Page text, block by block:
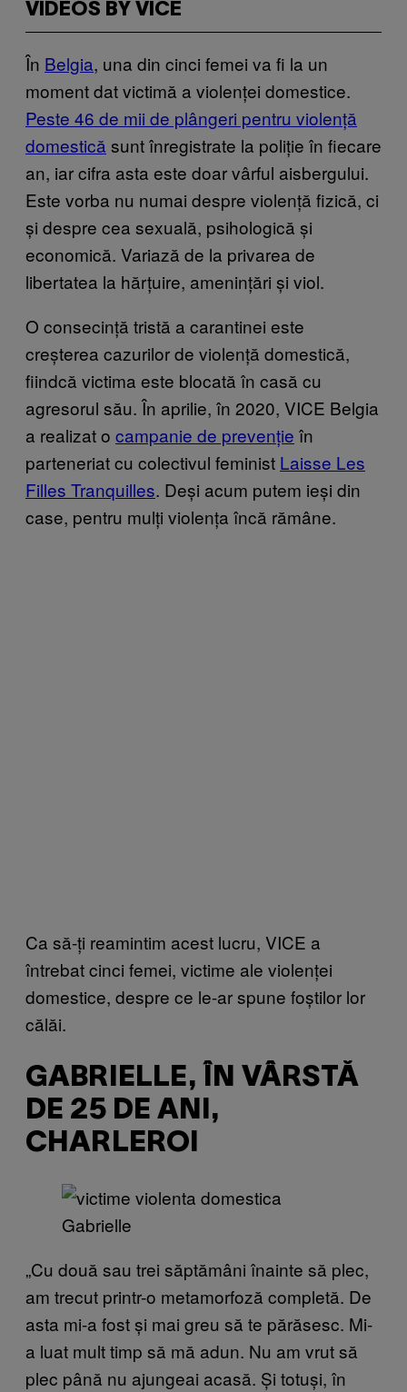
VIDEOS BY VICE
În Belgia, una din cinci femei va fi la un
moment dat victimă a violenței domestice.
Peste 46 de mii de plângeri pentru violență
domestică sunt înregistrate la poliție în fiecare
an, iar cifra asta este doar vârful aisbergului.
Este vorba nu numai despre violență fizică, ci
și despre cea sexuală, psihologică și
economică. Variază de la privarea de
libertatea la hărțuire, amenințări și viol.
O consecință tristă a carantinei este
creșterea cazurilor de violență domestică,
fiindcă victima este blocată în casă cu
agresorul său. În aprilie, în 2020, VICE Belgia
a realizat o campanie de prevenție în
parteneriat cu colectivul feminist Laisse Les
Filles Tranquilles. Deși acum putem ieși din
case, pentru mulți violența încă rămâne.
Ca să-ți reamintim acest lucru, VICE a
întrebat cinci femei, victime ale violenței
domestice, despre ce le-ar spune foștilor lor
călăi.
GABRIELLE, ÎN VÂRSTĂ
DE 25 DE ANI,
CHARLEROI
Gabrielle
„Cu două sau trei săptămâni înainte să plec,
am trecut printr-o metamorfoză completă. De
asta mi-a fost și mai greu să te părăsesc. Mi-
a luat mult timp să mă adun. Nu am vrut să
plec până nu ajungeai acasă. Și totuși, în